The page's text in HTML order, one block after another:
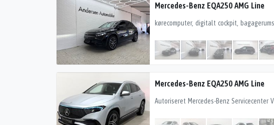
Mercedes-Benz EQA250 AMG Line
Mercedes-Benz EQA250 AMG Line